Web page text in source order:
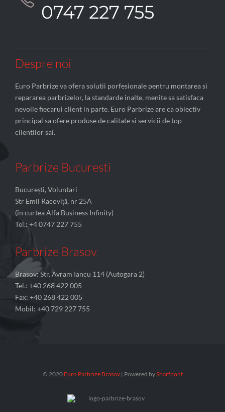
0747 227 755
Despre noi
Euro Parbrize va ofera solutii porfesionale pentru montarea si
repararea parbrizelor, la standarde inalte, menite sa satisfaca
nevoile fiecarui client in parte. Euro Parbrize are ca obiectiv
principal sa ofere produse de calitate si servicii de top
clientilor sai.
Parbrize Bucuresti
București, Voluntari
Str Emil Racoviță, nr 25A
(în curtea Alfa Business Infinity)
Tel.: +4 0747 227 755
Parbrize Brasov
Brasov: Str. Avram Iancu 114 (Autogara 2)
Tel.: +40 268 422 005
Fax: +40 268 422 005
Mobil: +40 729 227 755
© 2020 Euro Parbrize Brasov | Powered bySharfpont